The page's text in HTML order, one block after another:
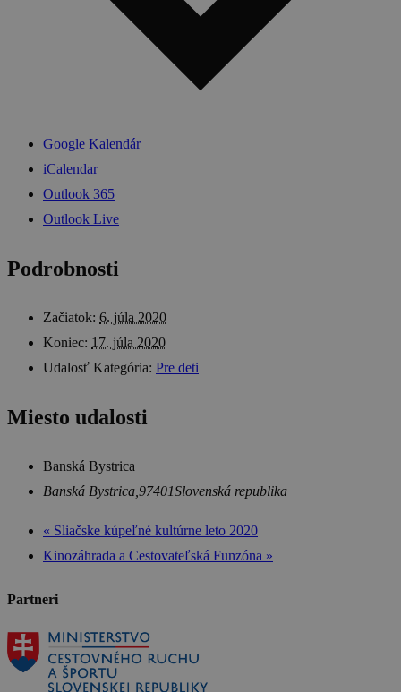
Google Kalendár
iCalendar
Outlook 365
Outlook Live
Podrobnosti
Začiatok: 6. júla 2020
Koniec: 17. júla 2020
Udalosť Kategória: Pre deti
Miesto udalosti
Banská Bystrica
Banská Bystrica 97401Slovenská republika
« Sliačske kúpeľné kultúrne leto 2020
Kinozáhrada a Cestovateľská Funzóna »
Partneri